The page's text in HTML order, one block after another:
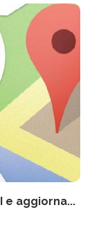
e aggiorna...